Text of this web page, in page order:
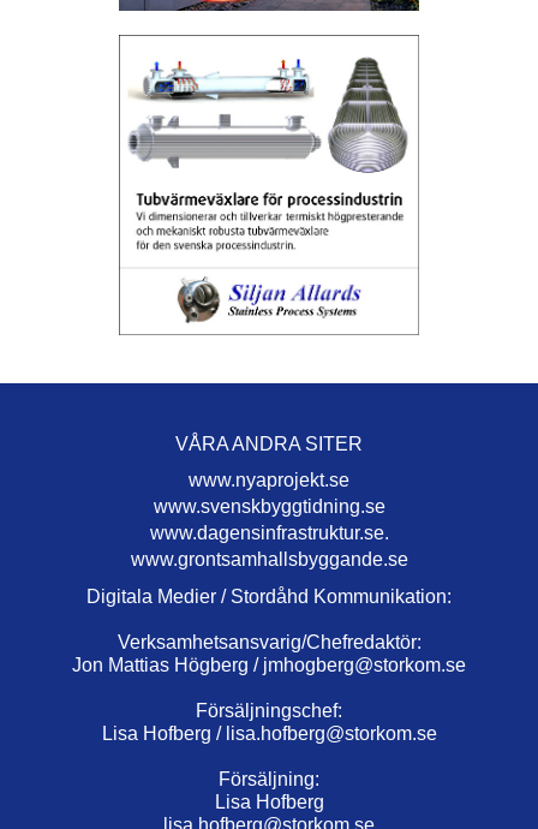
VÅRA ANDRA SITER
www.nyaprojekt.se
www.svenskbyggtidning.se
www.dagensinfrastruktur.se.
www.grontsamhallsbyggande.se
Digitala Medier / Stordåhd Kommunikation:
Verksamhetsansvarig/Chefredaktör:
Jon Mattias Högberg / jmhogberg@storkom.se
Försäljningschef:
Lisa Hofberg / lisa.hofberg@storkom.se
Försäljning:
Lisa Hofberg
lisa.hofberg@storkom.se